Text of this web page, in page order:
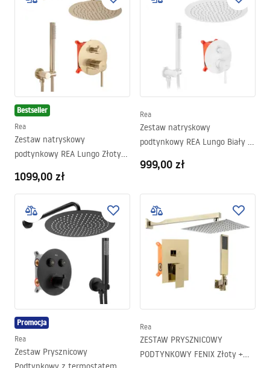
Bestseller
Rea
Zestaw natryskowy
podtynkowy REA Lungo Złoty
1099,00 zł
Rea
Zestaw natryskowy
podtynkowy REA Lungo Biały +
999,00 zł
Promocja
Rea
Zestaw Prysznicowy
Rea
ZESTAW PRYSZNICOWY
PODTYNKOWY FENIX Złoty +